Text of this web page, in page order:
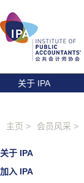
关于 IPA
主页 > 会员风采 >
关于 IPA
加入 IPA